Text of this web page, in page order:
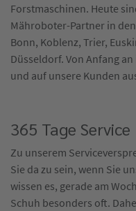
Forstmaschinen. Heute
Mähroboter-Partner in
Bonn, Koblenz, Trier,
Düsseldorf. Von Anfang
und auf unsere Kunden
365 Tage Service
Zu unserem
Sie da zu sein, wenn Sie
wissen es, gerade am
Schuh besonders oft.